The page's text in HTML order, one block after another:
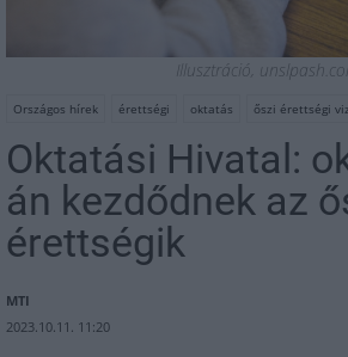
Illusztráció,
Országos hírek érettségi oktatás őszi érettségi
Oktatási Hivatal:
án kezdődnek az
érettségik
MTI
2023.10.11. 11:20